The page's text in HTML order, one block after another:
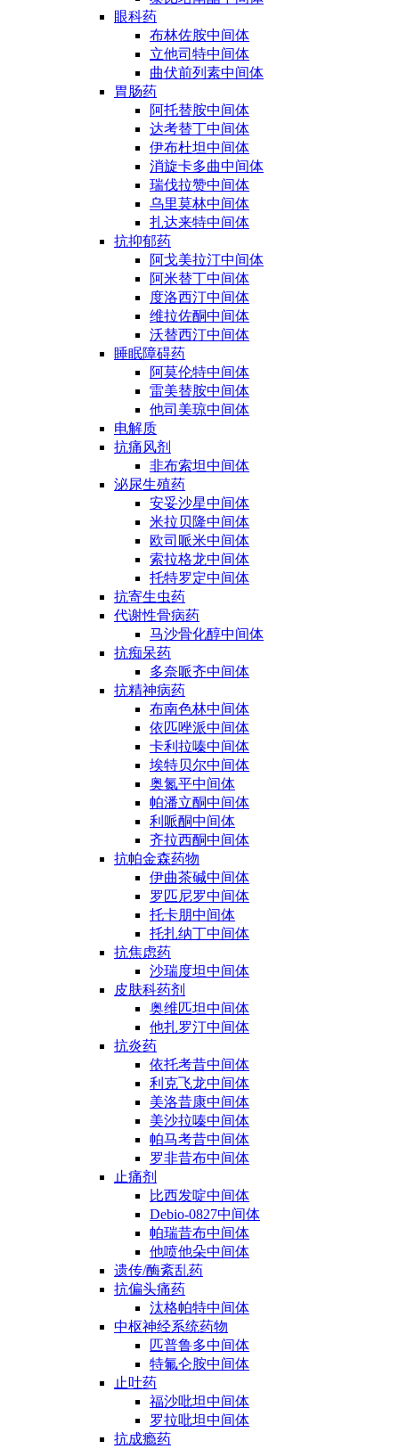
眼科药
布林佐胺中间体
立他司特中间体
曲伏前列素中间体
胃肠药
阿托替胺中间体
达考替丁中间体
伊布杜坦中间体
消旋卡多曲中间体
瑞伐拉赞中间体
乌里莫林中间体
扎达来特中间体
抗抑郁药
阿戈美拉汀中间体
阿米替丁中间体
度洛西汀中间体
维拉佐酮中间体
沃替西汀中间体
睡眠障碍药
阿莫伦特中间体
雷美替胺中间体
他司美琼中间体
电解质
抗痛风剂
非布索坦中间体
泌尿生殖药
安妥沙星中间体
米拉贝隆中间体
欧司哌米中间体
索拉格龙中间体
托特罗定中间体
抗寄生虫药
代谢性骨病药
马沙骨化醇中间体
抗痴呆药
多奈哌齐中间体
抗精神病药
布南色林中间体
依匹唑派中间体
卡利拉嗪中间体
埃特贝尔中间体
奥氮平中间体
帕潘立酮中间体
利哌酮中间体
齐拉西酮中间体
抗帕金森药物
伊曲茶碱中间体
罗匹尼罗中间体
托卡朋中间体
托扎纳丁中间体
抗焦虑药
沙瑞度坦中间体
皮肤科药剂
奥维匹坦中间体
他扎罗汀中间体
抗炎药
依托考昔中间体
利克飞龙中间体
美洛昔康中间体
美沙拉嗪中间体
帕马考昔中间体
罗非昔布中间体
止痛剂
比西发啶中间体
Debio-0827中间体
帕瑞昔布中间体
他喷他朵中间体
遗传/酶紊乱药
抗偏头痛药
汰格帕特中间体
中枢神经系统药物
匹普鲁多中间体
特氟仑胺中间体
止吐药
福沙吡坦中间体
罗拉吡坦中间体
抗成瘾药